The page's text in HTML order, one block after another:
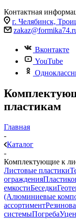
Контактная
г. Челябинск,
Вконтакте
YouTube
пластикам
Главная
-
Каталог
-
Комплектующие к
Листовые пластики
ограждения
емкостиБеседки
(Алюминиевые
ассортимент
системыПогреба